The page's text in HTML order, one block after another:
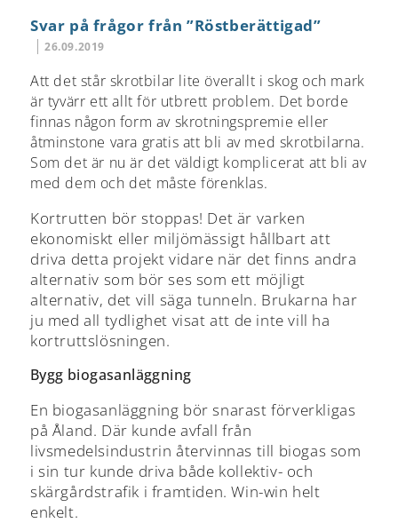
Svar på frågor från ”Röstberättigad”
26.09.2019
Att det står skrotbilar lite överallt i skog och mark
är tyvärr ett allt för utbrett problem. Det borde
finnas någon form av skrotningspremie eller
åtminstone vara gratis att bli av med skrotbilarna.
Som det är nu är det väldigt komplicerat att bli av
med dem och det måste förenklas.
Kortrutten bör stoppas! Det är varken
ekonomiskt eller miljömässigt hållbart att
driva detta projekt vidare när det finns andra
alternativ som bör ses som ett möjligt
alternativ, det vill säga tunneln. Brukarna har
ju med all tydlighet visat att de inte vill ha
kortruttslösningen.
Bygg biogasanläggning
En biogasanläggning bör snarast förverkligas
på Åland. Där kunde avfall från
livsmedelsindustrin återvinnas till biogas som
i sin tur kunde driva både kollektiv- och
skärgårdstrafik i framtiden. Win-win helt
enkelt.